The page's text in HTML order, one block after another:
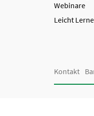
Webinare
Leicht
Kontakt